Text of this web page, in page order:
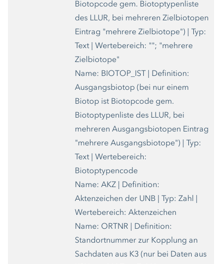
Biotopcode gem. Biotoptypenliste
des LLUR, bei mehreren Zielbiotopen
Eintrag "mehrere Zielbiotope") | Typ:
Text | Wertebereich: ""; "mehrere
Zielbiotope"
Name: BIOTOP_IST | Definition:
Ausgangsbiotop (bei nur einem
Biotop ist Biotopcode gem.
Biotoptypenliste des LLUR, bei
mehreren Ausgangsbiotopen Eintrag
"mehrere Ausgangsbiotope") | Typ:
Text | Wertebereich:
Biotoptypencode
Name: AKZ | Definition:
Aktenzeichen der UNB | Typ: Zahl |
Wertebereich: Aktenzeichen
Name: ORTNR | Definition:
Standortnummer zur Kopplung an
Sachdaten aus K3 (nur bei Daten aus